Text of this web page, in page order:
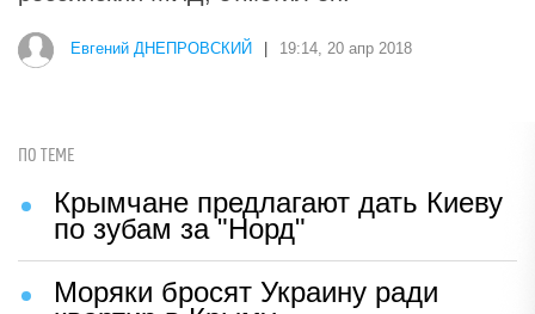
Евгений ДНЕПРОВСКИЙ 19:14, 20 апр 2018
ПО ТЕМЕ
Крымчане предлагают дать Киеву
по зубам за "Норд"
Моряки бросят Украину ради